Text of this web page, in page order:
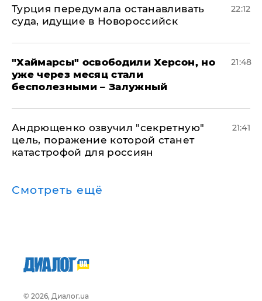
Турция передумала останавливать
суда, идущие в Новороссийск
22:12
"Хаймарсы" освободили Херсон, но
уже через месяц стали
бесполезными – Залужный
21:48
Андрющенко озвучил "секретную"
цель, поражение которой станет
катастрофой для россиян
21:41
Смотреть ещё
© 2026, Диалог.ua